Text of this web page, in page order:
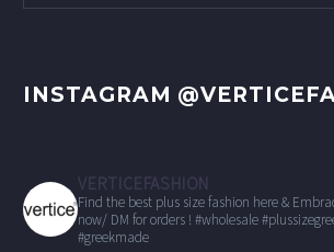
INSTAGRAM
VERTICEFASHION
Find the best plus size fashion here &
now/ DM for orders ! #wholesale
#greekmade